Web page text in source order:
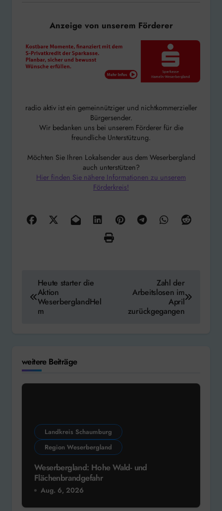
Anzeige von unserem Förderer
radio aktiv ist ein gemeinnütziger und nichtkommerzieller
Bürgersender.
Wir bedanken uns bei unserem Förderer für die
freundliche Unterstützung.
Möchten Sie Ihren Lokalsender aus dem Weserbergland
auch unterstützen?
Hier finden Sie nähere Informationen zu unserem
Förderkreis!
Beitragsnavigation
Heute starter die
Aktion
WeserberglandHel
m
Zahl der
Arbeitslosen im
April
zurückgegangen
weitere Beiträge
Landkreis Schaumburg
Region Weserbergland
Weserbergland: Hohe Wald- und
Flächenbrandgefahr
Aug. 6, 2026